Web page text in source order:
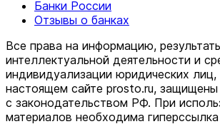
Банки России
Отзывы о банках
Все права на информацию,
интеллектуальной деятельности и
индивидуализации юридических
настоящем сайте prosto.ru, защищены
c законодательством РФ. При
материалов необходима